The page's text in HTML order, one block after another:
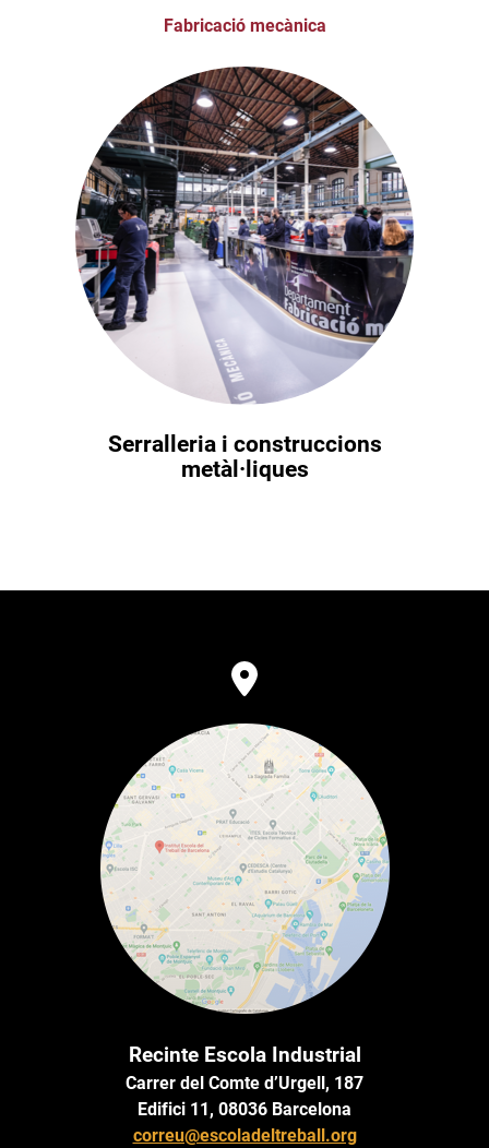
Serralleria i construccions
metàl·liques
Fabricació mecànica
Recinte Escola Industrial
Carrer del Comte d’Urgell, 187
Edifici 11, 08036 Barcelona
correu@escoladeltreball.org